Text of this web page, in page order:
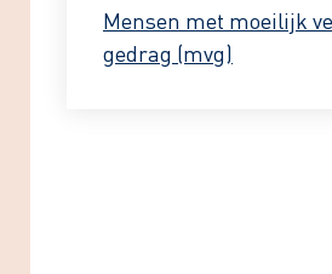
Mensen met moeilijk
gedrag (mvg)